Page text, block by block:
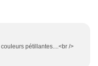
pétillantes....<br />